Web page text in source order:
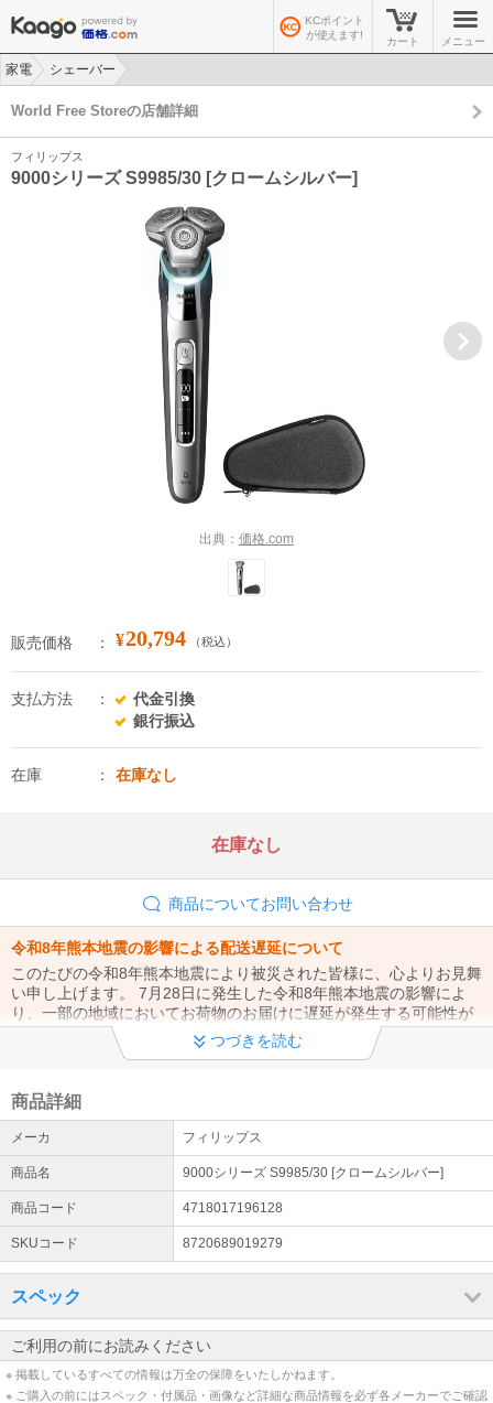
KCポイント
が使えます!
カート メニュー
家電
シェーバー
World Free Storeの店舗詳細
フィリップス
9000シリーズ S9985/30 [クロームシルバー]
出典： 価格.com
販売価格 ¥20,794 （税込）
支払方法
代金引換
銀行振込
在庫 在庫なし
在庫なし
商品についてお問い合わせ
令和8年熊本地震の影響による配送遅延について
このたびの令和8年熊本地震により被災された皆様に、心よりお見舞
い申し上げます。 7月28日に発生した令和8年熊本地震の影響によ
り、一部の地域においてお荷物のお届けに遅延が発生する可能性が
ございます。
当ショップスタッフの業務時間短縮およびテレワーク業務移行に伴
い 現在、お電話が大変繋がりにくくなっております。 恐れ入ります
が、お問合せはメールにてご連絡いただきます様お願いいたしま
つづきを読む
商品詳細
メーカ フィリップス
商品名 9000シリーズ S9985/30 [クロームシルバー]
商品コード 4718017196128
SKUコード 8720689019279
スペック
ご利用の前にお読みください
※ 掲載しているすべての情報は万全の保障をいたしかねます。
※ ご購入の前にはスペック・付属品・画像など詳細な商品情報を必ず各メーカーでご確認